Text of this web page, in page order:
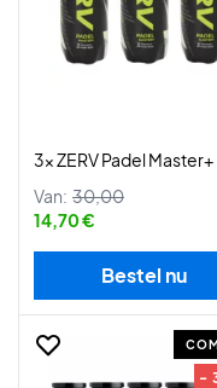
3x ZERV Padel Master+
Van: 30,00
14,70 €
Bestel nu
-